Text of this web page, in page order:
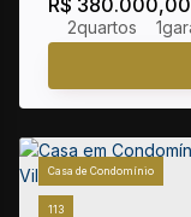
2 1
113
Casa de Condomínio